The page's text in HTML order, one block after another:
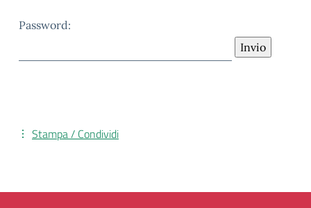
Password:
Stampa / Condividi